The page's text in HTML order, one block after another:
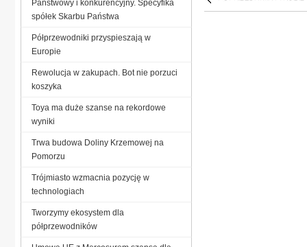
Państwowy i konkurencyjny. Specyfika
spółek Skarbu Państwa
Półprzewodniki przyspieszają w
Europie
Rewolucja w zakupach. Bot nie porzuci
koszyka
Toya ma duże szanse na rekordowe
wyniki
Trwa budowa Doliny Krzemowej na
Pomorzu
Trójmiasto wzmacnia pozycję w
technologiach
Tworzymy ekosystem dla
półprzewodników